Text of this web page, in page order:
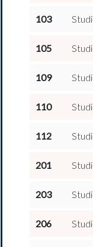
103
105
109
110
112
201
203
206